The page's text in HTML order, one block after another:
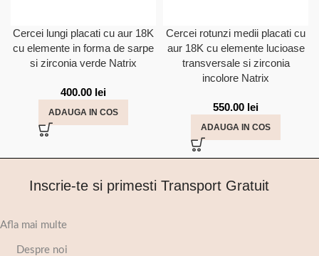
Cercei lungi placati cu aur 18K
cu elemente in forma de sarpe
si zirconia verde Natrix
400.00 lei
ADAUGA IN COS
Cercei rotunzi medii placati cu
aur 18K cu elemente lucioase
transversale si zirconia
incolore Natrix
550.00 lei
ADAUGA IN COS
Inscrie-te si primesti Transport Gratuit
Afla mai multe
Despre noi